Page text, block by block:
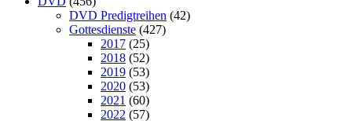
DVD Predigtreihen (42)
Gottesdienste (427)
2017 (25)
2018 (52)
2019 (53)
2020 (53)
2021 (60)
2022 (57)